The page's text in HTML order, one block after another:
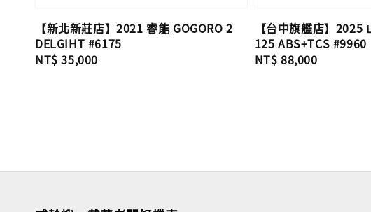
【新北新莊店】2021 睿能 GOGORO 2
DELGIHT #6175
Regular
NT$ 35,000
【台中旗艦店】2025
125 ABS+TCS #9960
Regular
NT$ 88,000